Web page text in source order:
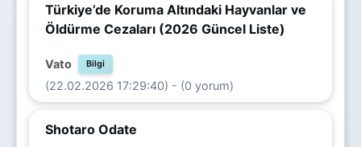
Türkiye’de Koruma Altındaki Hayvanlar ve
Öldürme Cezaları (2026 Güncel Liste)
Vato Bilgi
(22.02.2026 17:29:40) - (0 yorum)
Shotaro Odate